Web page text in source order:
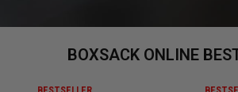
BOXSACK ONLINE